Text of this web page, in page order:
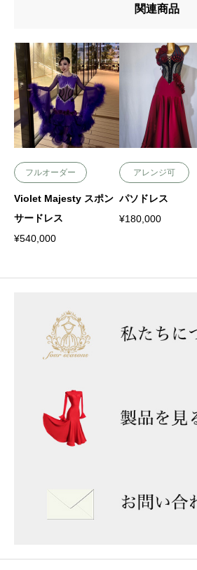
関連商品
フルオーダー
Violet Majesty スポン
サードレス
¥540,000
アレンジ可
パソドレス
¥180,000